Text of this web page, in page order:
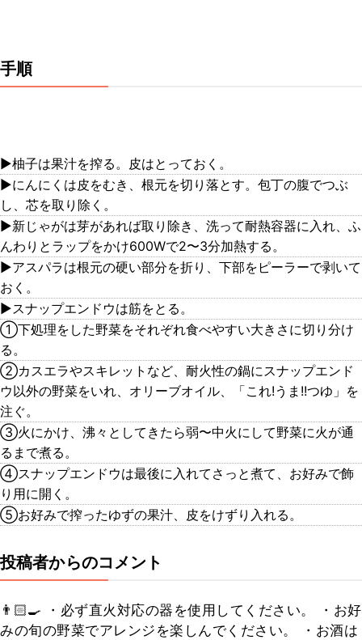
手順
▶︎柚子は果汁を搾る。皮はとっておく。
▶︎にんにくは皮をむき、根元を切り落とす。包丁の腹でつぶ
し、芯を取り除く。
▶︎新じゃがは芽があれば取り除き、洗って耐熱容器に入れ、ふ
んわりとラップをかけ600Wで2〜3分加熱する。
▶︎アスパラは根元の硬い部分を折り、下部をピーラーで剥いて
おく。
▶︎スナップエンドウは筋をとる。
①下処理をした野菜をそれぞれ食べやすい大きさに切り分け
る。
②カスエラやスキレットなど、耐火性の鍋にスナップエンド
ウ以外の野菜をいれ、オリーブオイル、「これ!うま!!つゆ」を
注ぐ。
③火にかけ、沸々としてきたら弱〜中火にして野菜に火が通
るまで煮る。
④スナップエンドウは最後に入れてさっと煮て、お好みで飾
り用に開く。
⑤お好みで搾ったゆずの果汁、皮をけずり入れる。
投稿者からのコメント
👨🏻‍🍳 ・必ず直火対応の器を使用してください。 ・お好
みの旬の野菜でアレンジを楽しんでください。 ・お酒は